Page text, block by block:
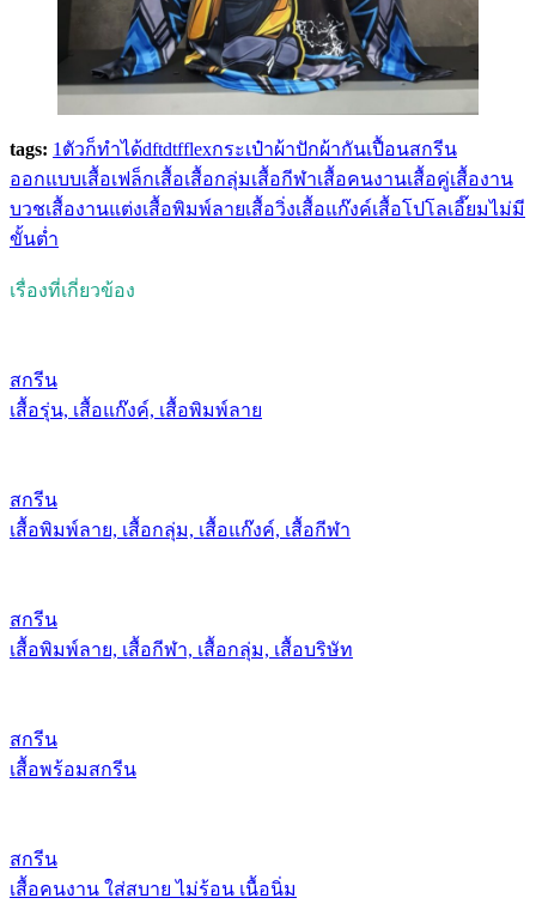
tags: 1ตัวก็ทำได้dftdtfflexกระเป๋าผ้าปักผ้ากันเปื้อนสกรีน
ออกแบบเสื้อเฟล็กเสื้อเสื้อกลุ่มเสื้อกีฬาเสื้อคนงานเสื้อคู่เสื้องาน
บวชเสื้องานแต่งเสื้อพิมพ์ลายเสื้อวิ่งเสื้อแก๊งค์เสื้อโปโลเอี๊ยมไม่มี
ขั้นต่ำ
เรื่องที่เกี่ยวข้อง
สกรีน
เสื้อรุ่น, เสื้อแก๊งค์, เสื้อพิมพ์ลาย
สกรีน
เสื้อพิมพ์ลาย, เสื้อกลุ่ม, เสื้อแก๊งค์, เสื้อกีฬา
สกรีน
เสื้อพิมพ์ลาย, เสื้อกีฬา, เสื้อกลุ่ม, เสื้อบริษัท
สกรีน
เสื้อพร้อมสกรีน
สกรีน
เสื้อคนงาน ใส่สบาย ไม่ร้อน เนื้อนิ่ม